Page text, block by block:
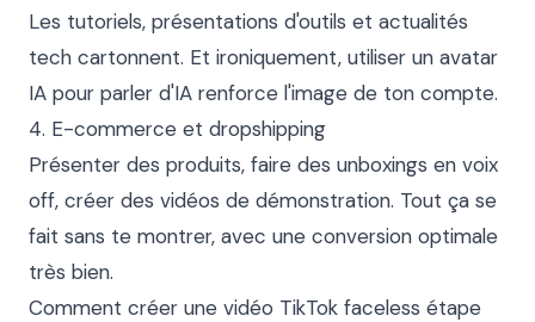
Les tutoriels, présentations d'outils et actualités
tech cartonnent. Et ironiquement, utiliser un avatar
IA pour parler d'IA renforce l'image de ton compte.
4. E-commerce et dropshipping
Présenter des produits, faire des unboxings en voix
off, créer des vidéos de démonstration. Tout ça se
fait sans te montrer, avec une conversion optimale
très bien.
Comment créer une vidéo TikTok faceless étape